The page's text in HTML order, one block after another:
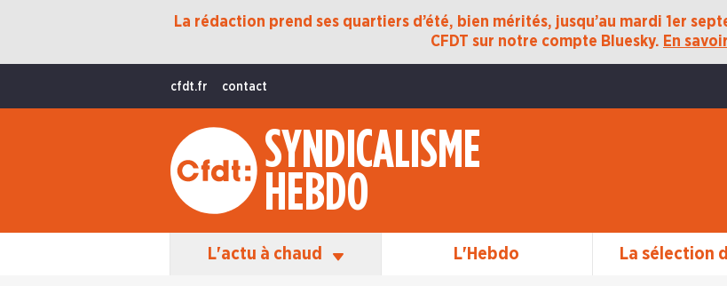
La rédaction prend ses quartiers d’été, bien mérités, jusqu’au mardi 1er
CFDT sur notre compte Bluesky. En
cfdt.fr contact
SYNDICALISME
HEBDO
L'actu à chaud
Protection Sociale
International
La Vie De La CFDT
Les Équipes En Action L'Hebdo La sélection